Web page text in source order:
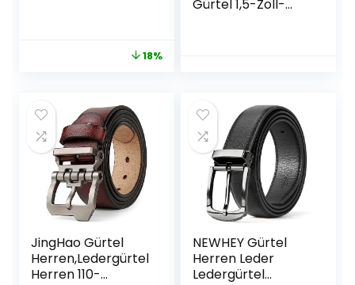
18%
Gürtel 1,5-Zoll-
Beutel und Haken
JingHao Gürtel
Herren,Ledergürtel
Herren 110-
NEWHEY Gürtel
Herren Leder
Ledergürtel